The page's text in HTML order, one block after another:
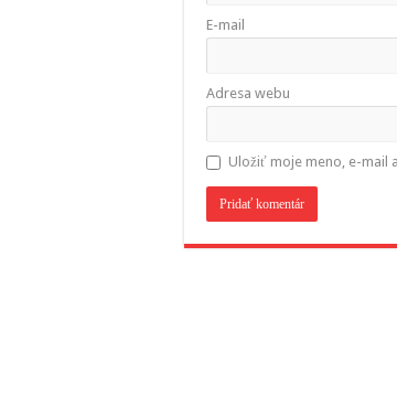
E-mail
Adresa webu
Uložiť moje meno, e-mail